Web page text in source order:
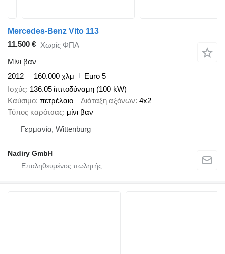
Mercedes-Benz Vito 113
11.500 € Χωρίς ΦΠΑ
Μίνι βαν
2012
160.000 χλμ
Euro 5
Ισχύς 136.05 ίπποδύναμη (100 kW)
Καύσιμο πετρέλαιο Διάταξη αξόνων 4x2
Τύπος καρότσας μίνι βαν
Γερμανία, Wittenburg
Nadiry GmbH